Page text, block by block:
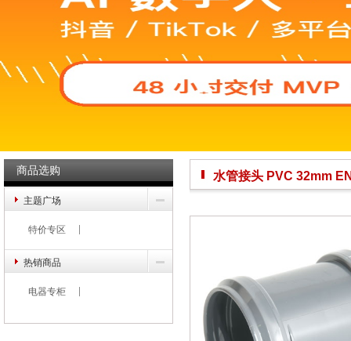
商品选购
主题广场
特价专区
热销商品
电器专柜
水管接头 PVC 32mm